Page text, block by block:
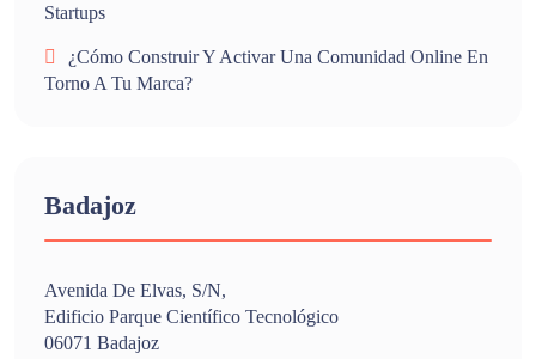
Startups
¿Cómo Construir Y Activar Una Comunidad Online En
Torno A Tu Marca?
Badajoz
Avenida De Elvas, S/n,
Edificio Parque Científico Tecnológico
06071 Badajoz